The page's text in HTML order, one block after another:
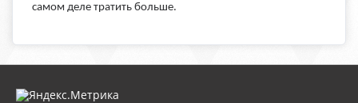
самом деле тратить больше.